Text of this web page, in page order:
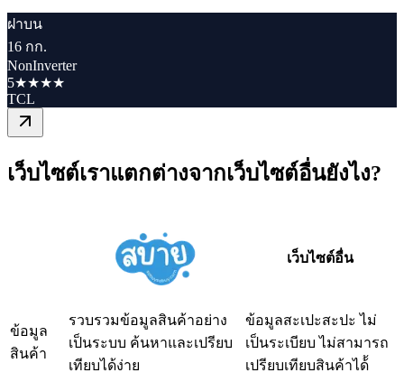
ฝาบน
16 กก.
NonInverter
5★★★★
TCL
เว็บไซต์เราแตกต่างจากเว็บไซต์อื่นยังไง?
เว็บไซต์อื่น
ข้อมูล
สินค้า
รวบรวมข้อมูลสินค้าอย่าง
เป็นระบบ ค้นหาและเปรียบ
เทียบได้ง่าย
ข้อมูลสะเปะสะปะ ไม่
เป็นระเบียบ ไม่สามารถ
เปรียบเทียบสินค้าได้้